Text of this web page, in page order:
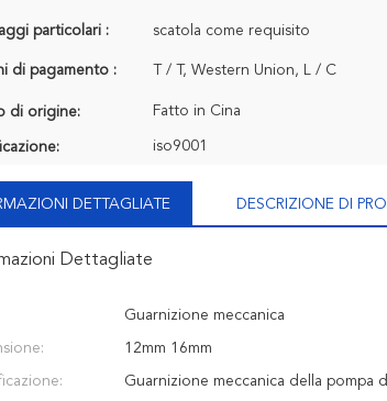
particolari : scatola come requisito
di pagamento : T / T, Western Union, L / C
di origine: Fatto in Cina
iso9001
DETTAGLIATE DESCRIZIONE DI
Dettagliate
Guarnizione meccanica
12mm 16mm
Guarnizione meccanica della pompa